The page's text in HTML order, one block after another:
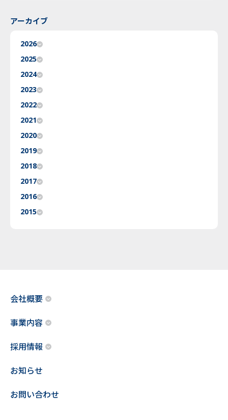
アーカイブ
2026
2025
2024
2023
2022
2021
2020
2019
2018
2017
2016
2015
会社概要
事業内容
採用情報
お知らせ
お問い合わせ